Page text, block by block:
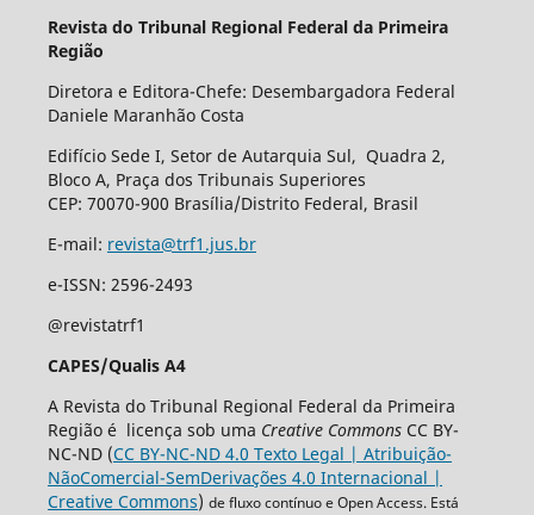
Revista do Tribunal Regional Federal da Primeira
Região
Diretora e Editora-Chefe: Desembargadora Federal
Daniele Maranhão Costa
Edifício Sede I, Setor de Autarquia Sul, Quadra 2,
Bloco A, Praça dos Tribunais Superiores
CEP: 70070-900 Brasília/Distrito Federal, Brasil
E-mail: revista@trf1.jus.br
e-ISSN: 2596-2493
@revistatrf1
CAPES/Qualis A4
A Revista do Tribunal Regional Federal da Primeira
Região é licença sob uma Creative CommonsCC BY-
NC-ND (CC BY-NC-ND 4.0 Texto Legal | Atribuição-
NãoComercial-SemDerivações 4.0 Internacional |
Creative Commons) de fluxo contínuo e Open Access. Está